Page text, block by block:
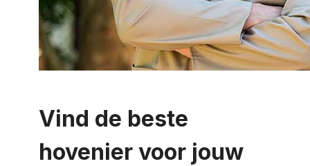
Vind de beste
hovenier voor jouw